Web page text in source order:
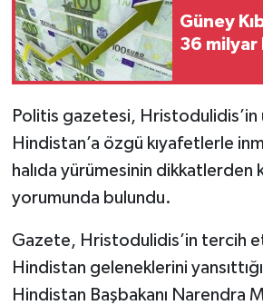
Güney
36 milyar
Politis gazetesi, Hristodulidis’in
Hindistan’a özgü kıyafetlerle
halıda yürümesinin dikkatlerden
yorumunda bulundu.
Gazete, Hristodulidis’in tercih
Hindistan geleneklerini
Hindistan Başbakanı Narendra